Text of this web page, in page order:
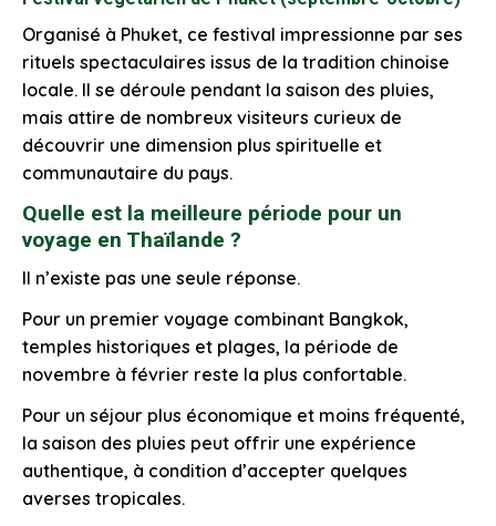
Organisé à Phuket, ce festival impressionne par ses
rituels spectaculaires issus de la tradition chinoise
locale. Il se déroule pendant la saison des pluies,
mais attire de nombreux visiteurs curieux de
découvrir une dimension plus spirituelle et
communautaire du pays.
Quelle est la meilleure période pour un
voyage en Thaïlande ?
Il n’existe pas une seule réponse.
Pour un premier voyage combinant Bangkok,
temples historiques et plages, la période de
novembre à février reste la plus confortable.
Pour un séjour plus économique et moins fréquenté,
la saison des pluies peut offrir une expérience
authentique, à condition d’accepter quelques
averses tropicales.